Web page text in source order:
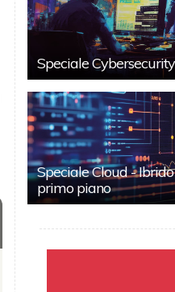
Speciale
Speciale Cloud -
primo piano